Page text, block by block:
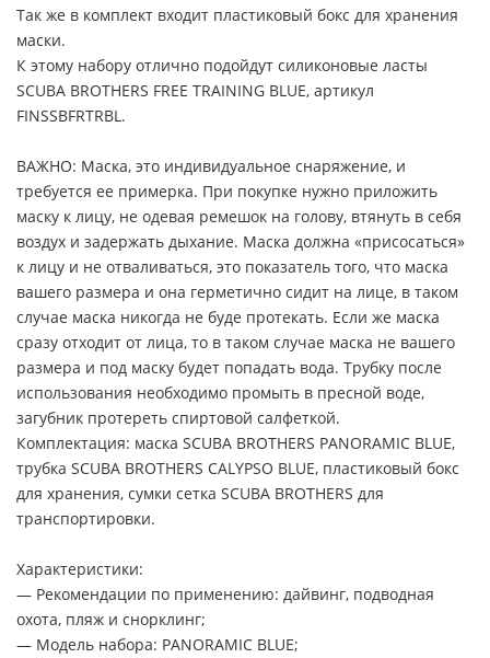
Так же в комплект входит пластиковый бокс для хранения
маски.
К этому набору отлично подойдут силиконовые ласты
SCUBA BROTHERS FREE TRAINING BLUE, артикул
FINSSBFRTRBL.
ВАЖНО: Маска, это индивидуальное снаряжение, и
требуется ее примерка. При покупке нужно приложить
маску к лицу, не одевая ремешок на голову, втянуть в себя
воздух и задержать дыхание. Маска должна «присосаться»
к лицу и не отваливаться, это показатель того, что маска
вашего размера и она герметично сидит на лице, в таком
случае маска никогда не буде протекать. Если же маска
сразу отходит от лица, то в таком случае маска не вашего
размера и под маску будет попадать вода. Трубку после
использования необходимо промыть в пресной воде,
загубник протереть спиртовой салфеткой.
Комплектация: маска SCUBA BROTHERS PANORAMIC BLUE,
трубка SCUBA BROTHERS CALYPSO BLUE, пластиковый бокс
для хранения, сумки сетка SCUBA BROTHERS для
транспортировки.
Характеристики:
— Рекомендации по применению: дайвинг, подводная
охота, пляж и снорклинг;
— Модель набора: PANORAMIC BLUE;